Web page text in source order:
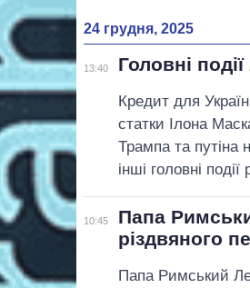
24 грудня, 2025
13:40 Головні
Кредит для
статки Ілона
Трампа та путіна
інші головні
10:45
Папа
різдвяного
Папа Римський